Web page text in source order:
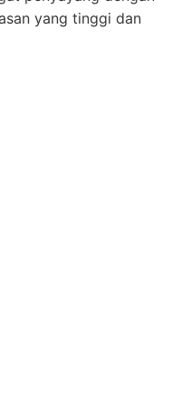
yang tinggi dan